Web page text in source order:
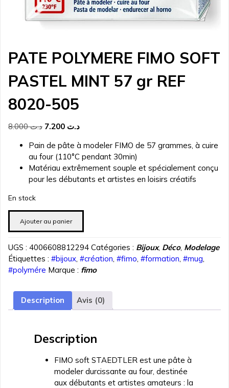
PATE POLYMERE FIMO SOFT
PASTEL MINT 57 gr REF
8020-505
د.ت8.000
Le
initial
était :
د.ت 8.000.
د.تLe
actuel
est :
د.ت 7.200.
Pain de pâte à modeler FIMO de 57 grammes, à cuire
au four (110°C pendant 30min)
Matériau extrêmement souple et spécialement conçu
pour les débutants et artistes en loisirs créatifs
En stock
quantité
POLYMERE
FIMO
SOFT
MINT
Ajouter au panier
UGS : 4006608812294 Catégories : Bijoux, Déco, Modelage
Étiquettes : #bijoux #création #fimo #formation #mug
#polymére Marque : fimo
Description Avis (0)
Description
FIMO soft STAEDTLER est une pâte à
modeler durcissante au four, destinée
aux débutants et artistes amateurs : la